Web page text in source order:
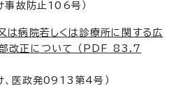
事故防止106号）
は病院若しくは診療所に関する広
改正について （PDF 83.7
、医政発0913第4号）